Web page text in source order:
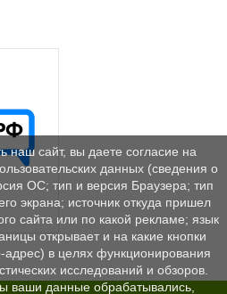
наш сайт, вы даете согласие на
данных (сведения о
ОС; тип и версия Браузера; тип
экрана; источник откуда пришел
сайта или по какой рекламе; язык
открывает и на какие кнопки
адрес) в целях функционирования
исследований и обзоров.
ваши данные обрабатывались,